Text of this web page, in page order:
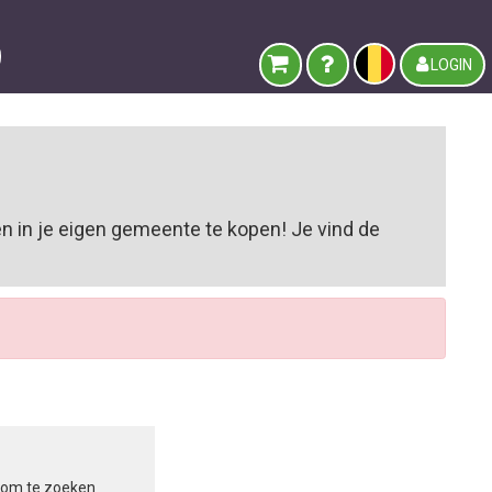
LOGIN
in je eigen gemeente te kopen! Je vind de
te zoeken